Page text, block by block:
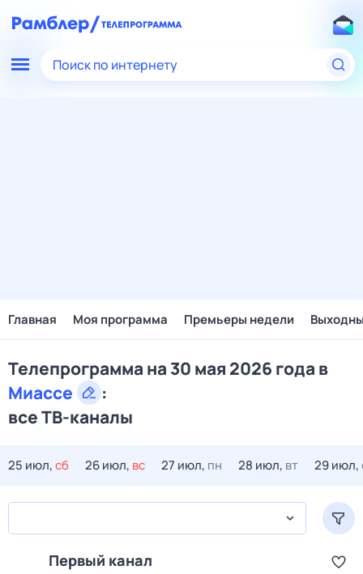
Поиск по интернету
Главная Моя программа Премьеры недели
Телепрограмма на 30 мая 2026 года в
Миассе
:
все ТВ-каналы
25 июл,сб 26 июл, вс 27 июл, пн 28 июл, вт 29 июл,
Первый канал